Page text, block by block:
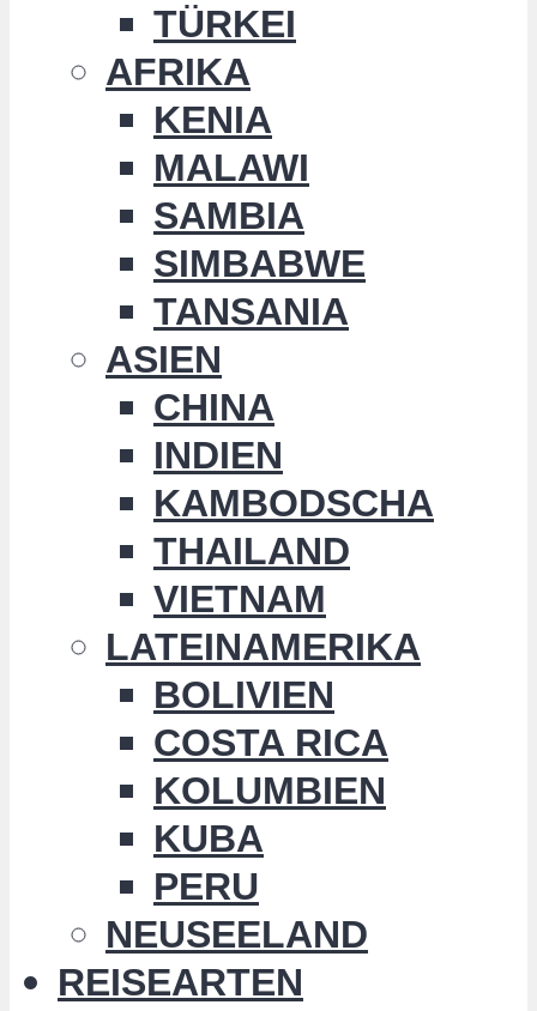
TÜRKEI
AFRIKA
KENIA
MALAWI
SAMBIA
SIMBABWE
TANSANIA
ASIEN
CHINA
INDIEN
KAMBODSCHA
THAILAND
VIETNAM
LATEINAMERIKA
BOLIVIEN
COSTA RICA
KOLUMBIEN
KUBA
PERU
NEUSEELAND
REISEARTEN